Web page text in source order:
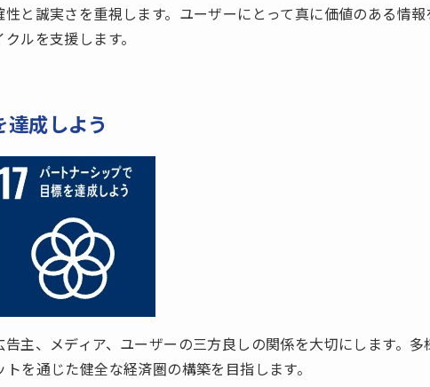
と誠実さを重視します。ユーザーにとって真に価値のある情報
ルを支援します。
成しよう
主、メディア、ユーザーの三方良しの関係を大切にします。多
を通じた健全な経済圏の構築を目指します。